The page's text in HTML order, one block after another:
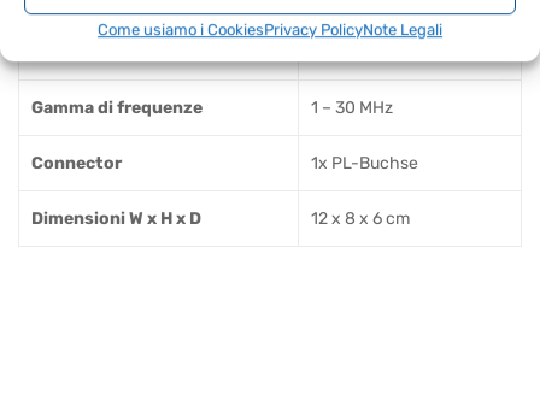
Come usiamo i CookiesPrivacy PolicyNote Legali
Gamma di frequenze 1 – 30 MHz
Connector 1x PL-Buchse
Dimensioni W x H x D 12 x 8 x 6 cm